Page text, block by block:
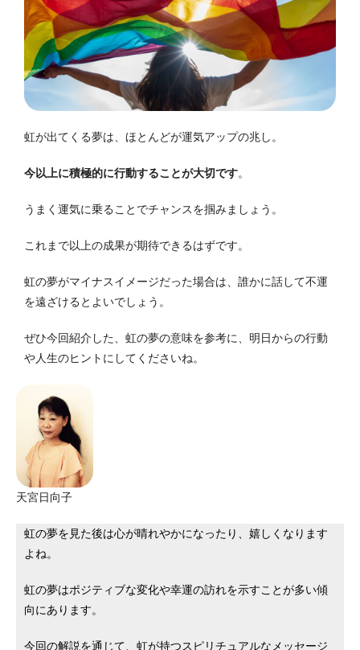
虹が出てくる夢は、ほとんどが運気アップの兆し。
今以上に積極的に行動することが大切です。
うまく運気に乗ることでチャンスを掴みましょう。
これまで以上の成果が期待できるはずです。
虹の夢がマイナスイメージだった場合は、誰かに話して不運
を遠ざけるとよいでしょう。
ぜひ今回紹介した、虹の夢の意味を参考に、明日からの行動
や人生のヒントにしてくださいね。
天宮日向子
虹の夢を見た後は心が晴れやかになったり、嬉しくなります
よね。
虹の夢はポジティブな変化や幸運の訪れを示すことが多い傾
向にあります。
今回の解説を通じて、虹が持つスピリチュアルなメッセージ